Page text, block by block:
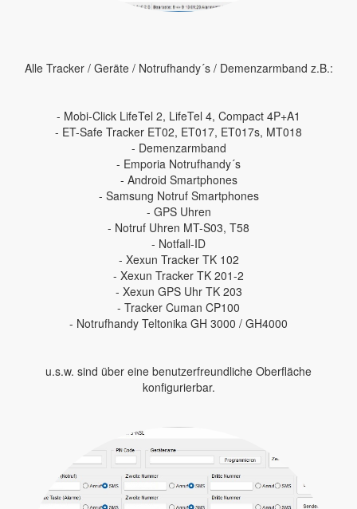
Alle Tracker / Geräte / Notrufhandy´s / Demenzarmband z.B.:
- Mobi-Click LifeTel 2, LifeTel 4, Compact 4P+A1
- ET-Safe Tracker ET02, ET017, ET017s, MT018
- Demenzarmband
- Emporia Notrufhandy´s
- Android Smartphones
- Samsung Notruf Smartphones
- GPS Uhren
- Notruf Uhren MT-S03, T58
- Notfall-ID
- Xexun Tracker TK 102
- Xexun Tracker TK 201-2
- Xexun GPS Uhr TK 203
- Tracker Cuman CP100
- Notrufhandy Teltonika GH 3000 / GH4000
u.s.w. sind über eine benutzerfreundliche Oberfläche
konfigurierbar.